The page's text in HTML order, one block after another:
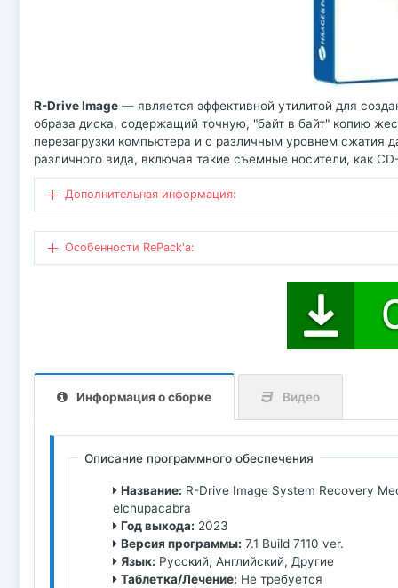
R-Drive Image— является эффективной утилитой для
образа диска, содержащий точную, "байт в байт" копию
перезагрузки компьютера и с различным уровнем сжатия
различного вида, включая такие съемные носители, как
Дополнительная информация:
Особенности RePack'a:
Информация о сборке Видео
Описание программного обеспечения
Название: R-Drive Image System Recovery
elchupacabra
Год выхода: 2023
Версия программы: 7.1 Build 7110 ver.
Язык: Русский, Английский, Другие
Таблетка/Лечение: Не требуется